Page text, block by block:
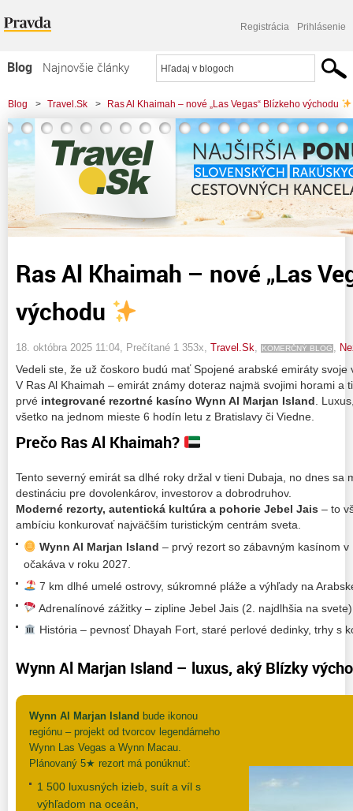
Registrácia Prihlásenie
Blog
Najnovšie články
Najčítanejšie články
Najkomentovanejšie články
Zoznam blogov
Komerčné blogy
Blog > Travel.Sk > Ras Al Khaimah – nové „Las Vegas“ Blízkeho východu
Ras Al Khaimah – nové „Las
východu
18. októbra 2025 11:04 , Prečítané 1 353x, Travel.Sk KOMERČNÝ BLOG
Vedeli ste, že už čoskoro budú mať Spojené arabské emiráty svoje
V Ras Al Khaimah – emirát známy doteraz najmä svojimi horami a
prvé integrované rezortné kasíno Wynn Al Marjan Island .
všetko na jednom mieste 6 hodín letu z Bratislavy či Viedne.
Prečo Ras Al Khaimah?
Tento severný emirát sa dlhé roky držal v tieni Dubaja, no dnes sa
destináciu pre dovolenkárov, investorov a dobrodruhov.
Moderné rezorty, autentická kultúra a pohorie Jebel Jais – to
ambíciu konkurovať najväčším turistickým centrám sveta.
Wynn Al Marjan Island – prvý rezort so zábavným kasínom
očakáva v roku 2027.
7 km dlhé umelé ostrovy, súkromné pláže a výhľady na
Adrenalínové zážitky – zipline Jebel Jais (2. najdlhšia na
História – pevnosť Dhayah Fort, staré perlové dedinky, trhy s
Wynn Al Marjan Island – luxus, aký Blízky
Wynn Al Marjan Island bude ikonou
regiónu – projekt od tvorcov legendárneho
Wynn Las Vegas a Wynn Macau.
Plánovaný 5★ rezort má ponúknuť:
1 500 luxusných izieb, suít a víl s
výhľadom na oceán,